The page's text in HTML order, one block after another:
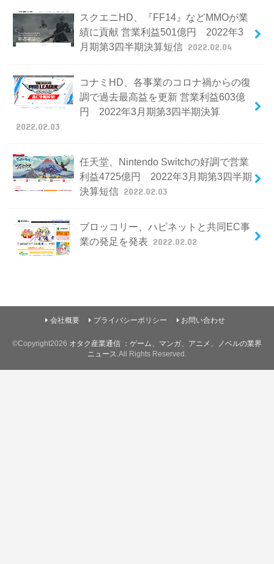
スクエニHD、『FF14』などMMOが業
績に貢献 営業利益501億円 2022年3
月期第3四半期決算短信 2022.02.04
コナミHD、各事業のコロナ禍からの復
調で過去最高益を更新 営業利益603億
円 2022年3月期第3四半期決算
2022.02.03
任天堂、Nintendo Switchの好調で営業
利益4725億円 2022年3月期第3四半期
決算短信 2022.02.03
ブロッコリー、ハピネットと共同EC事
業の発足を発表 2022.02.02
会社概要 プライバシーポリシー お問い合わせ
©Copyright2026 オタク産業通信 ：ゲーム、マンガ、アニメ、ノベルの業界
ニュース .All Rights Reserved.